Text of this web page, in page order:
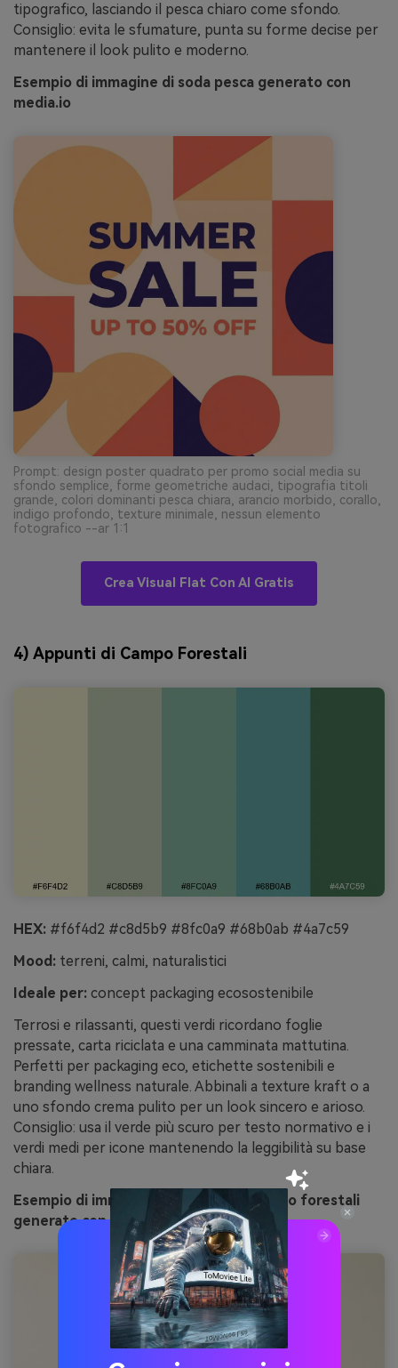
tipografico, lasciando il pesca chiaro come sfondo.
Consiglio: evita le sfumature, punta su forme decise per
mantenere il look pulito e moderno.
Esempio di immagine di soda pesca generato con
media.io
Prompt: design poster quadrato per promo social media su
sfondo semplice, forme geometriche audaci, tipografia titoli
grande, colori dominanti pesca chiara, arancio morbido, corallo,
indigo profondo, texture minimale, nessun elemento
fotografico --ar 1:1
Crea Visual Flat Con AI Gratis
4) Appunti di Campo Forestali
HEX: #f6f4d2 #c8d5b9 #8fc0a9 #68b0ab #4a7c59
Mood: terreni, calmi, naturalistici
Ideale per: concept packaging ecosostenibile
Terrosi e rilassanti, questi verdi ricordano foglie
pressate, carta riciclata e una camminata mattutina.
Perfetti per packaging eco, etichette sostenibili e
branding wellness naturale. Abbinali a texture kraft o a
uno sfondo crema pulito per un look sincero e arioso.
Consiglio: usa il verde più scuro per testo normativo e i
verdi medi per icone mantenendo la leggibilità su base
chiara.
Esempio di immagine di appunti di campo forestali
generato con media.io